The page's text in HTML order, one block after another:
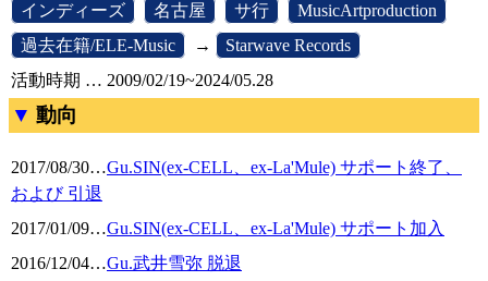
インディーズ 名古屋 サ行 MusicArtproduction
過去在籍/ELE-Music → Starwave Records
活動時期 … 2009/02/19~2024/05.28
動向
2017/08/30…Gu.SIN(ex-CELL、ex-La'Mule) サポート終了、
および 引退
2017/01/09…Gu.SIN(ex-CELL、ex-La'Mule) サポート加入
2016/12/04…Gu.武井雪弥 脱退